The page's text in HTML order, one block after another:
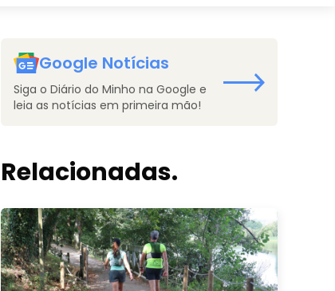
Google Notícias
Siga o Diário do Minho na Google e
leia as notícias em primeira mão!
Relacionadas.